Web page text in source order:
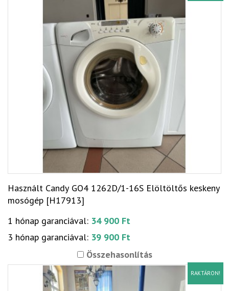
Használt Candy GO4 1262D/1-16S Elöltöltős keskeny
mosógép [H17913]
1 hónap garanciával: 34 900 Ft
3 hónap garanciával: 39 900 Ft
Összehasonlítás
RAKTÁRON!